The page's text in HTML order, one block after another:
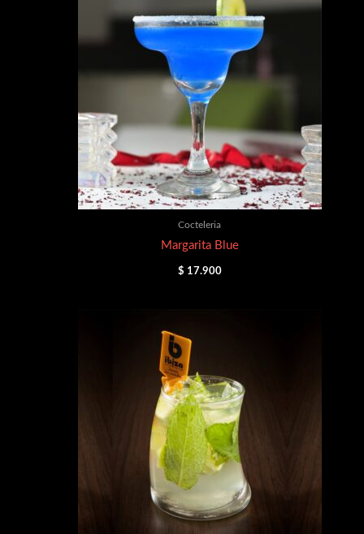
Cocteleria
Margarita Blue
$ 17.900